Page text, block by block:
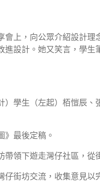
會上，向公眾介紹設計
進設計。她又笑言，學
）學生（左起）栢愷辰
》最後定稿。
帶領下遊走灣仔社區，從
仔街坊交流，收集意見以